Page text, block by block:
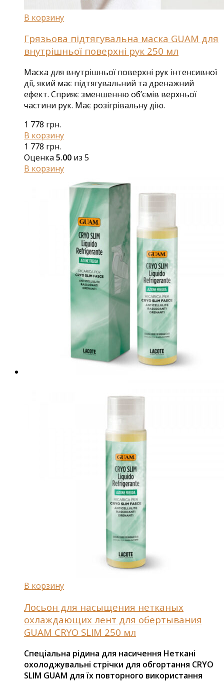
В корзину
Грязьова підтягувальна маска GUAM для
внутрішньої поверхні рук 250 мл
Маска для внутрішньої поверхні рук інтенсивної
дії, який має підтягувальний та дренажний
ефект. Сприяє зменшенню об’ємів верхньої
частини рук. Має розігрівальну дію.
1 778 грн.
В корзину
1 778 грн.
Оценка 5.00 из 5
В корзину
В корзину
Лосьон для насыщения нетканых
охлаждающих лент для обертывания
GUAM CRYO SLIM 250 мл
Спеціальна рідина для насичення Неткані
охолоджувальні стрічки для обгортання CRYO
SLIM GUAM для їх повторного використання